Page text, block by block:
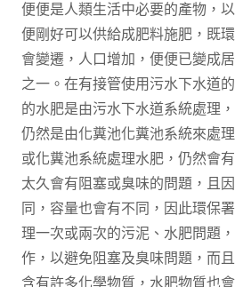
便便是人類生活中必要的產物，
便剛好可以供給成肥料施肥，既
會變遷，人口增加，便便已變成
之一。在有接管使用污水下水道
的水肥是由污水下水道系統處理
仍然是由化糞池化糞池系統來處
或化糞池系統處理水肥，仍然會
太久會有阻塞或臭味的問題，且
同，容量也會有不同，因此環保
理一次或兩次的污泥、水肥問題
作，以避免阻塞及臭味問題，而
含有許多化學物質，水肥物質也